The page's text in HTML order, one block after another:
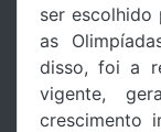
ser escolhido
as
disso, foi a
vigente,
crescimento